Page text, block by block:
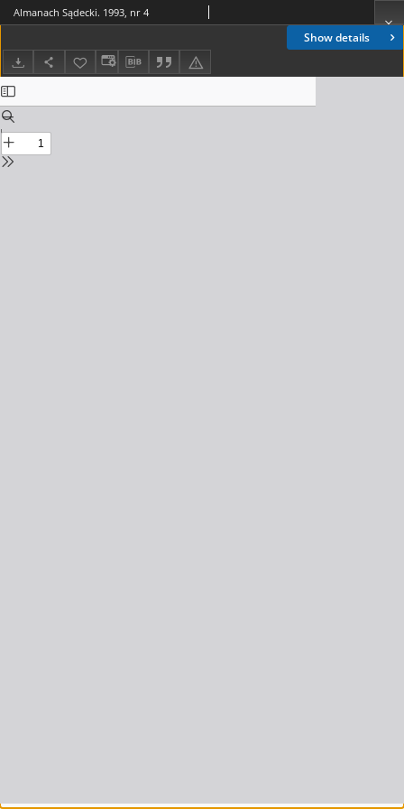
Show details
Almanach Sądecki. 1993, nr 4